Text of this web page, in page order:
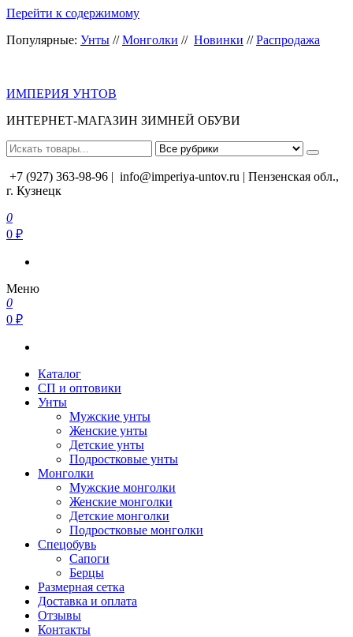
Перейти к содержимому
Популярные: Унты //Монголки // Новинки //Распродажа
ИМПЕРИЯ УНТОВ
ИНТЕРНЕТ-МАГАЗИН ЗИМНЕЙ ОБУВИ
+7 (927) 363-98-96 | info@imperiya-untov.ru | Пензенская обл.,
г. Кузнецк
0
0 ₽
Меню
0
0 ₽
Каталог
СП и оптовики
Унты
Мужские унты
Женские унты
Детские унты
Подростковые унты
Монголки
Мужские монголки
Женские монголки
Детские монголки
Подростковые монголки
Спецобувь
Сапоги
Берцы
Размерная сетка
Доставка и оплата
Отзывы
Контакты